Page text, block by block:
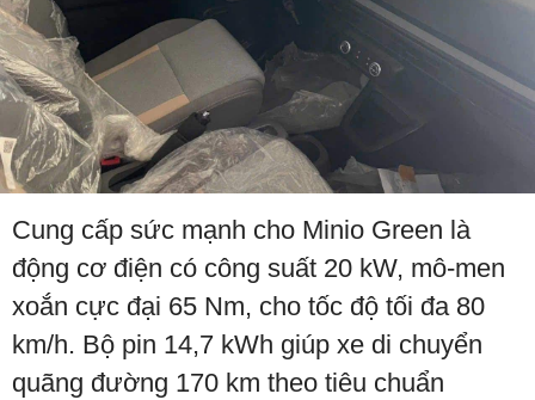
Cung cấp sức mạnh cho Minio Green là
động cơ điện có công suất 20 kW, mô-men
xoắn cực đại 65 Nm, cho tốc độ tối đa 80
km/h. Bộ pin 14,7 kWh giúp xe di chuyển
quãng đường 170 km theo tiêu chuẩn